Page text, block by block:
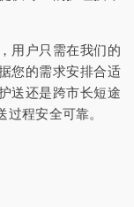
用户只需在我们的
您的需求安排合适
送还是跨市长短途
程安全可靠。